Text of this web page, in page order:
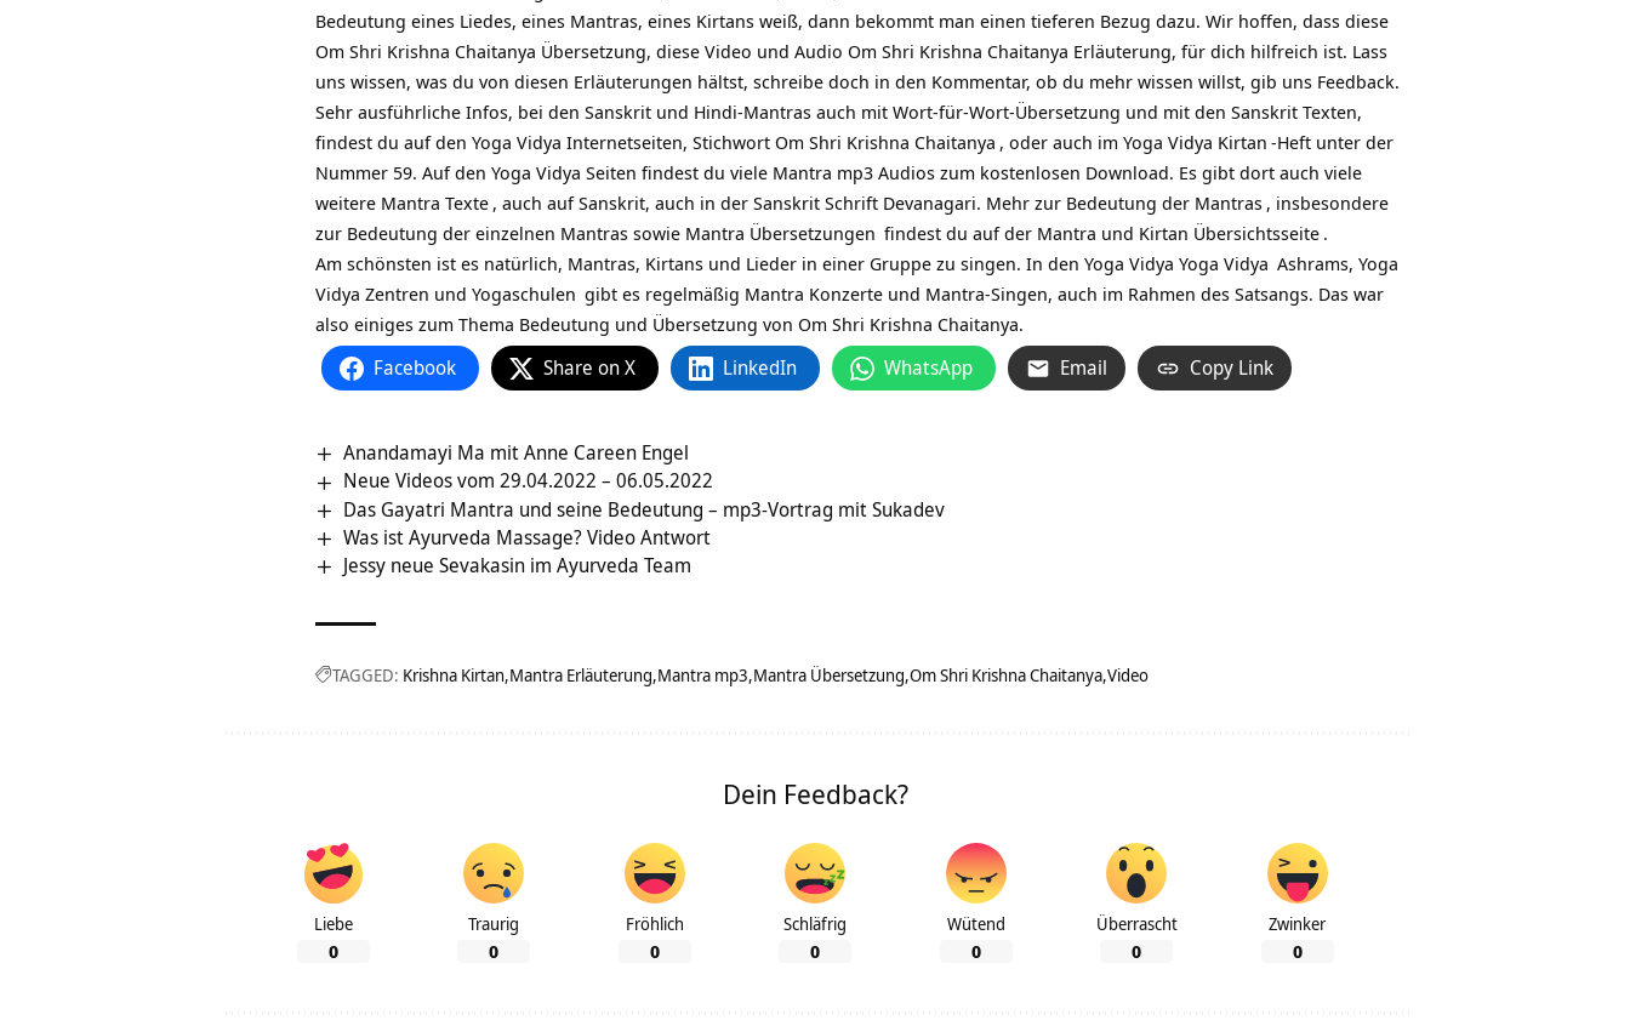
Bedeutung eines Liedes, eines Mantras, eines Kirtans weiß, dann bekommt man einen tieferen Bezug dazu. Wir hoffen, dass diese
Om Shri Krishna Chaitanya Übersetzung, diese Video und Audio Om Shri Krishna Chaitanya Erläuterung, für dich hilfreich ist. Lass
uns wissen, was du von diesen Erläuterungen hältst, schreibe doch in den Kommentar, ob du mehr wissen willst, gib uns Feedback.
Sehr ausführliche Infos, bei den Sanskrit und Hindi-Mantras auch mit Wort-für-Wort-Übersetzung und mit den Sanskrit Texten,
findest du auf den Yoga Vidya Internetseiten, Stichwort Om Shri Krishna Chaitanya , oder auch im Yoga Vidya Kirtan -Heft unter der
Nummer 59. Auf den Yoga Vidya Seiten findest du viele Mantra mp3 Audios zum kostenlosen Download. Es gibt dort auch viele
weitere Mantra Texte , auch auf Sanskrit, auch in der Sanskrit Schrift Devanagari. Mehr zur Bedeutung der Mantras , insbesondere
zur Bedeutung der einzelnen Mantras sowie Mantra Übersetzungen findest du aufder Mantra und Kirtan Übersichtsseite .
Am schönsten ist es natürlich, Mantras, Kirtans und Lieder in einer Gruppe zu singen. In den Yoga Vidya Yoga Vidya Ashrams, Yoga
Vidya Zentren und Yogaschulen gibt es regelmäßig Mantra Konzerte und Mantra-Singen, auch im Rahmen des Satsangs. Das war
also einiges zum Thema Bedeutung und Übersetzung von Om Shri Krishna Chaitanya.
Facebook Share on X LinkedIn WhatsApp Email Copy Link
Anandamayi Ma mit Anne Careen Engel
Neue Videos vom 29.04.2022 – 06.05.2022
Das Gayatri Mantra und seine Bedeutung – mp3-Vortrag mit Sukadev
Was ist Ayurveda Massage? Video Antwort
Jessy neue Sevakasin im Ayurveda Team
TAGGED: Krishna Kirtan Mantra Erläuterung Mantra mp3 Mantra Übersetzung Om Shri Krishna Chaitanya Video
Dein Feedback?
Liebe
0
Traurig
0
Fröhlich
0
Schläfrig
0
Wütend
0
Überrascht
0
Zwinker
0